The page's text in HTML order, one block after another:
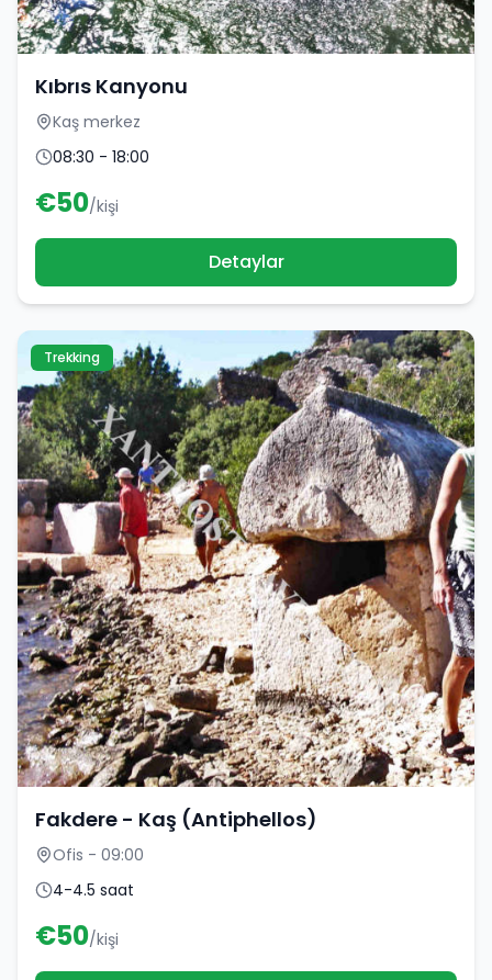
Kıbrıs Kanyonu
Kaş merkez
08:30 - 18:00
€50/kişi
Detaylar
Trekking
Fakdere - Kaş (Antiphellos)
Ofis - 09:00
4-4.5 saat
€50/kişi